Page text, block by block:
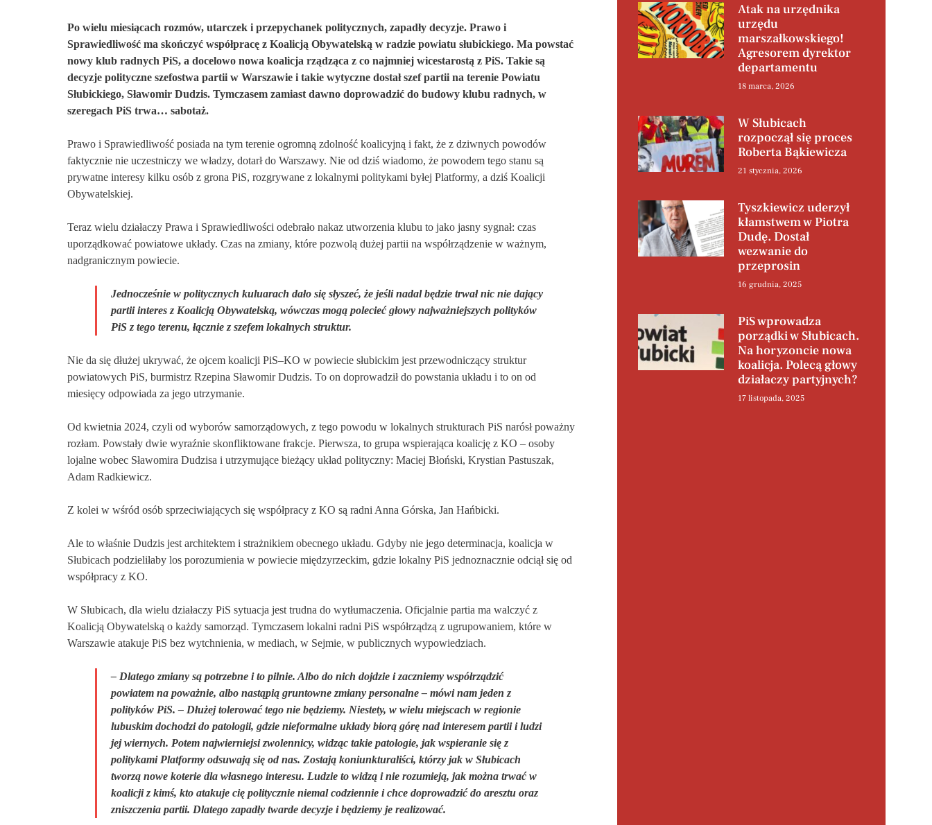
Po wielu miesiącach rozmów, utarczek i przepychanek politycznych, zapadły decyzje. Prawo i
Sprawiedliwość ma skończyć współpracę z Koalicją Obywatelską w radzie powiatu słubickiego. Ma powstać
nowy klub radnych PiS, a docelowo nowa koalicja rządząca z co najmniej wicestarostą z PiS. Takie są
decyzje polityczne szefostwa partii w Warszawie i takie wytyczne dostał szef partii na terenie Powiatu
Słubickiego, Sławomir Dudzis. Tymczasem zamiast dawno doprowadzić do budowy klubu radnych, w
szeregach PiS trwa… sabotaż.
Prawo i Sprawiedliwość posiada na tym terenie ogromną zdolność koalicyjną i fakt, że z dziwnych powodów
faktycznie nie uczestniczy we władzy, dotarł do Warszawy. Nie od dziś wiadomo, że powodem tego stanu są
prywatne interesy kilku osób z grona PiS, rozgrywane z lokalnymi politykami byłej Platformy, a dziś Koalicji
Obywatelskiej.
Teraz wielu działaczy Prawa i Sprawiedliwości odebrało nakaz utworzenia klubu to jako jasny sygnał: czas
uporządkować powiatowe układy. Czas na zmiany, które pozwolą dużej partii na współrządzenie w ważnym,
nadgranicznym powiecie.
Jednocześnie w politycznych kuluarach dało się słyszeć, że jeśli nadal będzie trwał nic nie dający
partii interes z Koalicją Obywatelską, wówczas mogą polecieć głowy najważniejszych polityków
PiS z tego terenu, łącznie z szefem lokalnych struktur.
Nie da się dłużej ukrywać, że ojcem koalicji PiS–KO w powiecie słubickim jest przewodniczący struktur
powiatowych PiS, burmistrz Rzepina Sławomir Dudzis. To on doprowadził do powstania układu i to on od
miesięcy odpowiada za jego utrzymanie.
Od kwietnia 2024, czyli od wyborów samorządowych, z tego powodu w lokalnych strukturach PiS narósł poważny
rozłam. Powstały dwie wyraźnie skonfliktowane frakcje. Pierwsza, to grupa wspierająca koalicję z KO – osoby
lojalne wobec Sławomira Dudzisa i utrzymujące bieżący układ polityczny: Maciej Błoński, Krystian Pastuszak,
Adam Radkiewicz.
Z kolei w wśród osób sprzeciwiających się współpracy z KO są radni Anna Górska, Jan Hańbicki.
Ale to właśnie Dudzis jest architektem i strażnikiem obecnego układu. Gdyby nie jego determinacja, koalicja w
Słubicach podzieliłaby los porozumienia w powiecie międzyrzeckim, gdzie lokalny PiS jednoznacznie odciął się od
współpracy z KO.
W Słubicach, dla wielu działaczy PiS sytuacja jest trudna do wytłumaczenia. Oficjalnie partia ma walczyć z
Koalicją Obywatelską o każdy samorząd. Tymczasem lokalni radni PiS współrządzą z ugrupowaniem, które w
Warszawie atakuje PiS bez wytchnienia, w mediach, w Sejmie, w publicznych wypowiedziach.
– Dlatego zmiany są potrzebne i to pilnie. Albo do nich dojdzie i zaczniemy współrządzić
powiatem na poważnie, albo nastąpią gruntowne zmiany personalne – mówi nam jeden z
polityków PiS. – Dłużej tolerować tego nie będziemy. Niestety, w wielu miejscach w regionie
lubuskim dochodzi do patologii, gdzie nieformalne układy biorą górę nad interesem partii i ludzi
jej wiernych. Potem najwierniejsi zwolennicy, widząc takie patologie, jak wspieranie się z
politykami Platformy odsuwają się od nas. Zostają koniunkturaliści, którzy jak w Słubicach
tworzą nowe koterie dla własnego interesu. Ludzie to widzą i nie rozumieją, jak można trwać w
koalicji z kimś, kto atakuje cię politycznie niemal codziennie i chce doprowadzić do aresztu oraz
zniszczenia partii. Dlatego zapadły twarde decyzje i będziemy je realizować.
Atak na urzędnika
urzędu
marszałkowskiego!
Agresorem dyrektor
departamentu
18 marca, 2026
W Słubicach
rozpoczął się proces
Roberta Bąkiewicza
21 stycznia, 2026
Tyszkiewicz uderzył
kłamstwem w Piotra
Dudę. Dostał
wezwanie do
przeprosin
16 grudnia, 2025
PiS wprowadza
porządki w Słubicach.
Na horyzoncie nowa
koalicja. Polecą głowy
działaczy partyjnych?
17 listopada, 2025